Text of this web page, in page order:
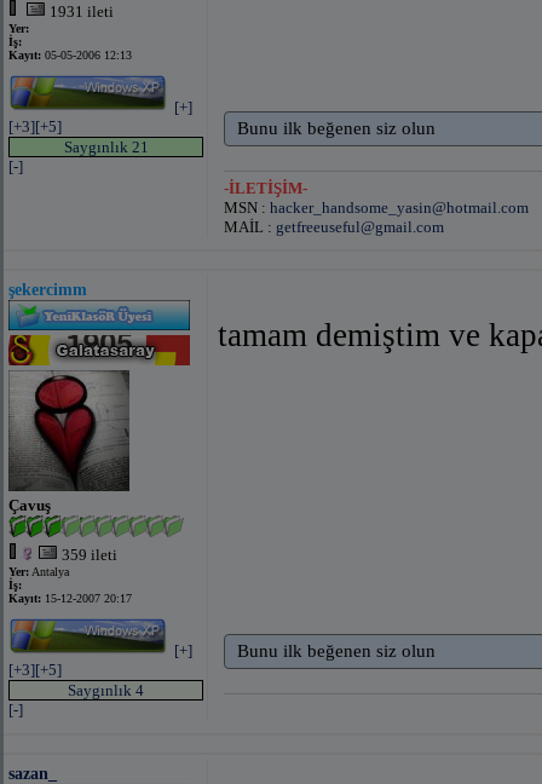
1931 ileti
Yer:
İş:
Kayıt: 05-05-2006 12:13
[+]
[+3][+5]
Saygınlık 21
[-]
Bunu ilk beğenen siz olun
-İLETİŞİM-
MSN : hacker_handsome_yasin@hotmail.com
MAİL : getfreeuseful@gmail.com
şekercimm
Çavuş
359 ileti
Yer: Antalya
İş:
Kayıt: 15-12-2007 20:17
[+]
[+3][+5]
Saygınlık 4
[-]
tamam demiştim ve
Bunu ilk beğenen siz olun
sazan_